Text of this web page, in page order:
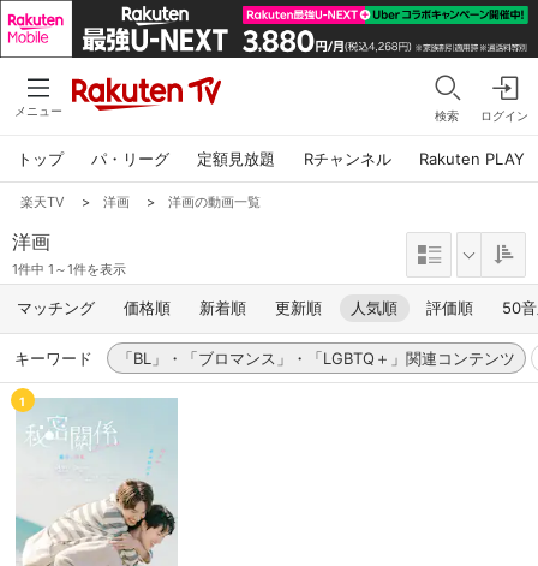
メニュー 検索 ログイン
トップ パ・リーグ 定額見放題 Rチャンネル Rakuten PLAY
楽天TV > 洋画 > 洋画の動画一覧
洋画
1件中 1～1件を表示
マッチング 価格順 新着順 更新順 人気順 評価順 50
キーワード 「BL」・「ブロマンス」・「LGBTQ＋」関連コンテンツ
1